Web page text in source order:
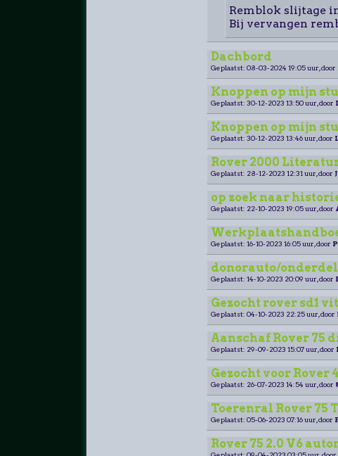
Remblok slijtage
Bij vervangen
Dachbord
Geplaatst: 08-03-2024 19:05 uur, door
Knoppen op mijn
Geplaatst: 30-12-2023 13:50 uur, door
Knoppen op mijn
Geplaatst: 30-12-2023 13:46 uur, door
Rover 2000
Geplaatst: 28-12-2023 12:31 uur, door
op zoek naar
Geplaatst: 22-10-2023 19:05 uur, door
Geplaatst: 16-10-2023 16:05 uur, door
donorauto/
Geplaatst: 14-10-2023 20:09 uur, door
Gezocht rover sd1
Geplaatst: 04-10-2023 22:25 uur, door
Aanschaf Rover 75
Geplaatst: 29-09-2023 15:07 uur, door
Gezocht voor Rover
Geplaatst: 26-07-2023 14:54 uur, door
Toerenral Rover 75
Geplaatst: 05-06-2023 07:16 uur, door
Rover 75 2.0 V6